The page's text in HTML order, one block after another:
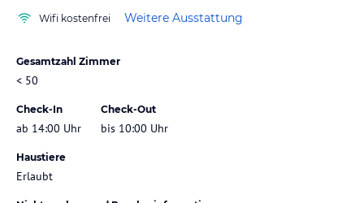
Wifi kostenfrei Weitere Ausstattung
Gesamtzahl Zimmer
< 50
Check-In
ab 14:00 Uhr
Check-Out
bis 10:00 Uhr
Haustiere
Erlaubt